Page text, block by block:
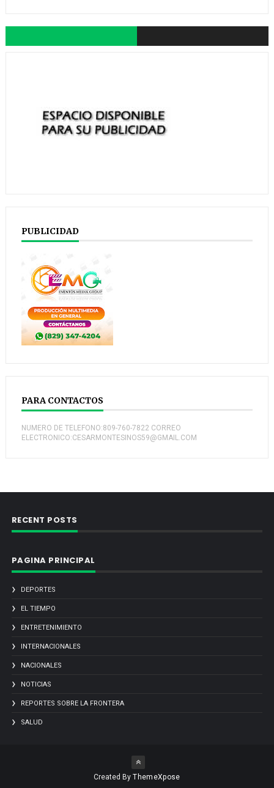
PUBLICIDAD
PARA CONTACTOS
NUMERO DE TELEFONO:809-760-7822 CORREO
ELECTRONICO:CESARMONTESINOS59@GMAIL.COM
RECENT POSTS
PAGINA PRINCIPAL
DEPORTES
EL TIEMPO
ENTRETENIMIENTO
INTERNACIONALES
NACIONALES
NOTICIAS
REPORTES SOBRE LA FRONTERA
SALUD
Created ByThemeXpose